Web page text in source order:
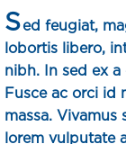
Sed feugiat,
lobortis libero,
nibh. In sed ex
Fusce ac orci id
massa. Vivamus
lorem vulputate